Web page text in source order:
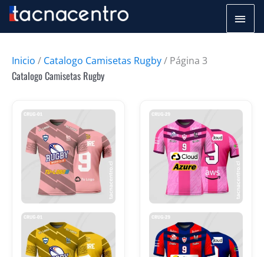
Inicio / Catalogo Camisetas Rugby/ Página 3
Catalogo Camisetas Rugby